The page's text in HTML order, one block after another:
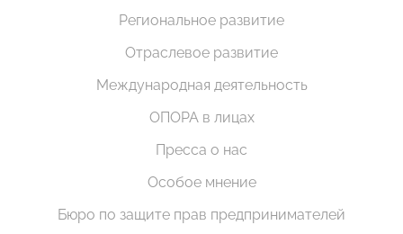
Региональное развитие
Отраслевое развитие
Международная деятельность
ОПОРА в лицах
Пресса о нас
Особое мнение
Бюро по защите прав предпринимателей